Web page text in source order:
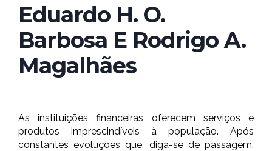
Eduardo H. O.
Barbosa E Rodrigo A.
Magalhães
As instituições financeiras oferecem serviços e
produtos imprescindíveis à população. Após
constantes evoluções que, diga-se de passagem,